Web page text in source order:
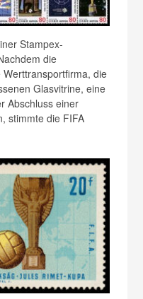
Stampex-
die
die
Glasvitrine, eine
Abschluss einer
stimmte die FIFA